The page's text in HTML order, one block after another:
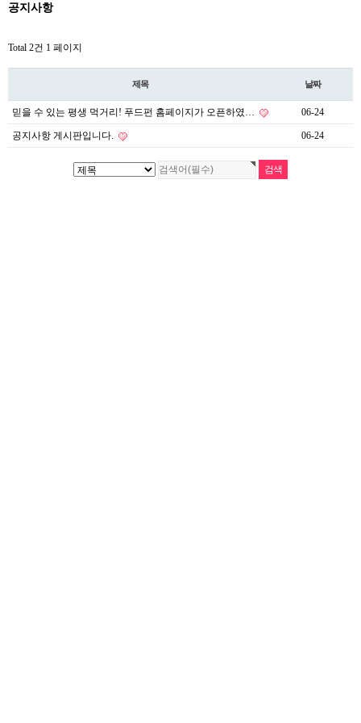
공지사항
Total 2건 1 페이지
제목 날짜
믿을 수 있는 평생 먹거리! 푸드펀 홈페이지가 오픈하였… 06-24
공지사항 게시판입니다. 06-24